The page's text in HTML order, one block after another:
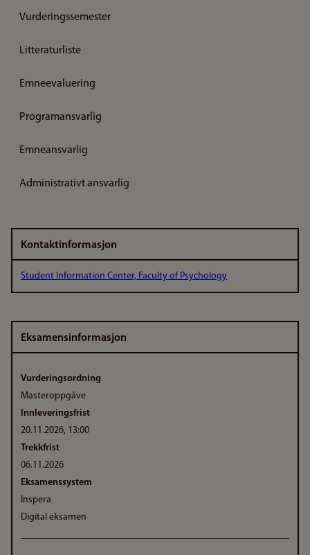
Vurderingssemester
Litteraturliste
Emneevaluering
Programansvarlig
Emneansvarlig
Administrativt ansvarlig
Kontaktinformasjon
Student Information Center, Faculty of Psychology
Eksamensinformasjon
Vurderingsordning
Masteroppgåve
Innleveringsfrist
20.11.2026, 13:00
Trekkfrist
06.11.2026
Eksamenssystem
Inspera
Digital eksamen